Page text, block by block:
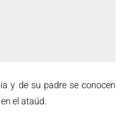
y de su padre se conocen
el ataúd.